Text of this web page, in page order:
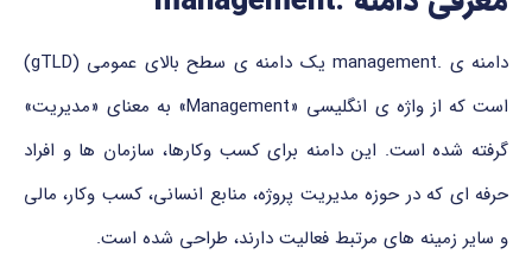
دامنه ی .management یک دامنه ی سطح بالای عمومی (gTLD)
است که از واژه ی انگلیسی «Management» به معنای «مدیریت»
گرفته شده است. این دامنه برای کسب وکارها، سازمان ها و افراد
حرفه ای که در حوزه مدیریت پروژه، منابع انسانی، کسب وکار، مالی
و سایر زمینه های مرتبط فعالیت دارند، طراحی شده است.